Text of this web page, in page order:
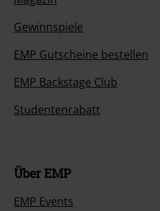
Gewinnspiele
EMP Gutscheine bestellen
EMP Backstage Club
Studentenrabatt
Über EMP
EMP Events